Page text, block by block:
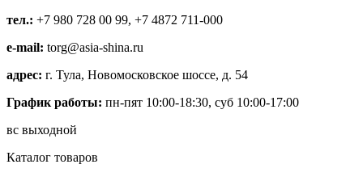
тел.: +7 980 728 00 99, +7 4872 711-000
e-mail: torg@asia-shina.ru
адрес: г. Тула, Новомосковское шоссе, д. 54
График работы: пн-пят 10:00-18:30, суб 10:00-17:00
вс выходной
Каталог товаров